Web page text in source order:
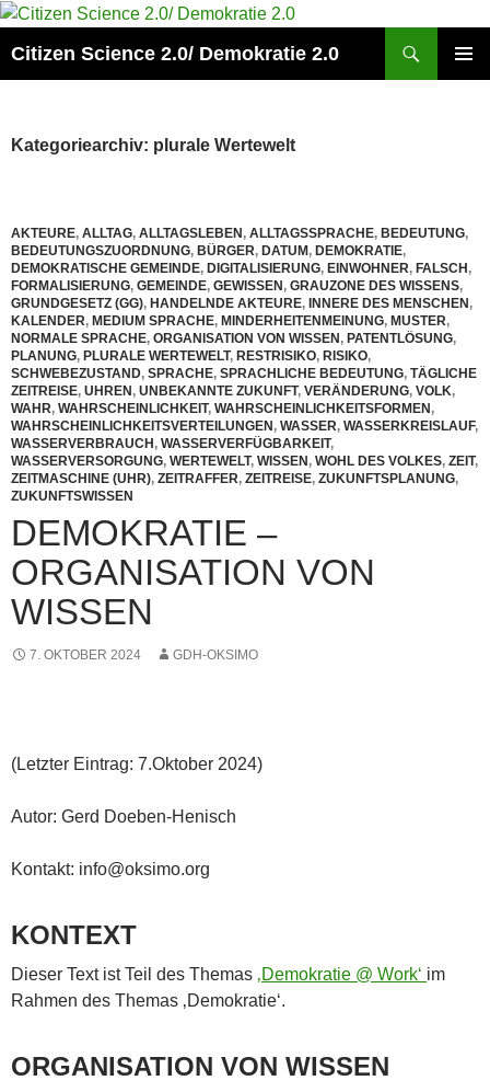
Zum
springen
Citizen Science 2.0/ Demokratie 2.0
Kategoriearchiv: plurale Wertewelt
AKTEURE, ALLTAG, ALLTAGSLEBEN, ALLTAGSSPRACHE, BEDEUTUNG,
BEDEUTUNGSZUORDNUNG, BÜRGER, DATUM, DEMOKRATIE,
DEMOKRATISCHE GEMEINDE, DIGITALISIERUNG, EINWOHNER, FALSCH,
FORMALISIERUNG, GEMEINDE, GEWISSEN, GRAUZONE DES WISSENS,
GRUNDGESETZ (GG), HANDELNDE AKTEURE, INNERE DES MENSCHEN,
KALENDER, MEDIUM SPRACHE, MINDERHEITENMEINUNG, MUSTER,
NORMALE SPRACHE, ORGANISATION VON WISSEN, PATENTLÖSUNG,
PLANUNG, PLURALE WERTEWELT, RESTRISIKO, RISIKO,
SCHWEBEZUSTAND, SPRACHE, SPRACHLICHE BEDEUTUNG, TÄGLICHE
ZEITREISE, UHREN, UNBEKANNTE ZUKUNFT, VERÄNDERUNG, VOLK,
WAHR, WAHRSCHEINLICHKEIT, WAHRSCHEINLICHKEITSFORMEN,
WAHRSCHEINLICHKEITSVERTEILUNGEN, WASSER, WASSERKREISLAUF,
WASSERVERBRAUCH, WASSERVERFÜGBARKEIT,
WASSERVERSORGUNG, WERTEWELT, WISSEN, WOHL DES VOLKES, ZEIT,
ZEITMASCHINE (UHR), ZEITRAFFER, ZEITREISE, ZUKUNFTSPLANUNG,
ZUKUNFTSWISSEN
DEMOKRATIE –
ORGANISATION VON
WISSEN
7. OKTOBER 2024 GDH-OKSIMO
(Letzter Eintrag: 7.Oktober 2024)
Autor: Gerd Doeben-Henisch
Kontakt: info@oksimo.org
KONTEXT
Dieser Text ist Teil des Themas ‚Demokratie @ Work‘ im
Rahmen des Themas ‚Demokratie‘.
ORGANISATION VON WISSEN